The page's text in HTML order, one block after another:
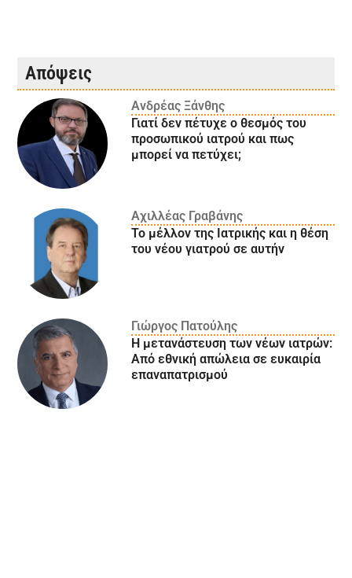
Απόψεις
Ανδρέας Ξάνθης
Γιατί δεν πέτυχε ο θεσμός του
προσωπικού ιατρού και πως
μπορεί να πετύχει;
Αχιλλέας Γραβάνης
Το μέλλον της Ιατρικής και η θέση
του νέου γιατρού σε αυτήν
Γιώργος Πατούλης
Η μετανάστευση των νέων ιατρών:
Aπό εθνική απώλεια σε ευκαιρία
επαναπατρισμού